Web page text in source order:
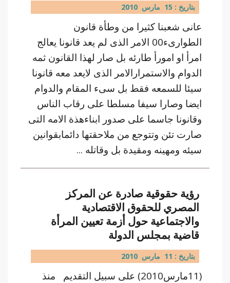
بتاريخ : 15 مارس 2010
عانى شعبنا كثيرا من وطأة قانون
الطوارىء00 الامر الذى لم يعد قانونا يعالج
امرأ او امورأ طارئه بل صار لهذا القانون ثمه
الدوام والاستمرارالامر الذى لايعد معه قانونا
سيئا للسمعه فقط بل سىء المقام والدوام
ايضا وصارا سيفا مسلطا على رقاب الناس
وقانونا جاسما على صدور ابناءهذة الامه التى
صارت تئن وتتوجع من ملاحقتها دائمابقوانين
سيئه ومهينه ومقيدة بل وقاتله ...
رؤية حقوقية صادرة عن المركز
المصري للحقوق الاقتصادية
والاجتماعية حول أزمة تعيين المرأة
قاضية بمجلس الدولة
بتاريخ : 11 مارس 2010
(11مارس2010) على سبيل التقديم منذ